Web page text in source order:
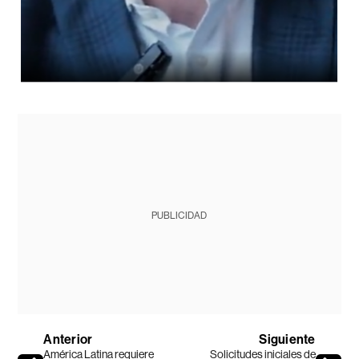
PUBLICIDAD
Anterior
América Latina requiere
Siguiente
Solicitudes iniciales de